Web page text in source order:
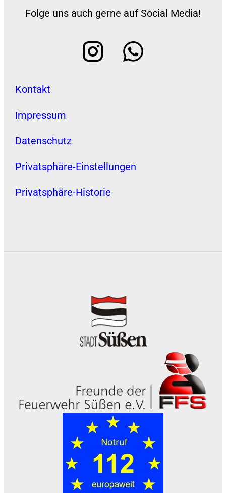
Folge uns auch gerne auf Social Media!
Kontakt
Impressum
Datenschutz
Privatsphäre-Einstellungen
Privatsphäre-Historie